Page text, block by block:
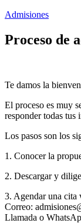
Admisiones
Proceso de
Te damos la
El proceso es muy
responder todas tus
Los pasos son los
1. Conocer la
2. Descargar y
3. Agendar una cita
Correo:
Llamada o